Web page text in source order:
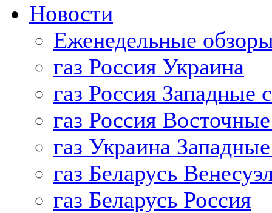
Новости
Еженедельные
газ Россия Украина
газ Россия Западные
газ Россия
газ Украина
газ Беларусь
газ Беларусь Россия